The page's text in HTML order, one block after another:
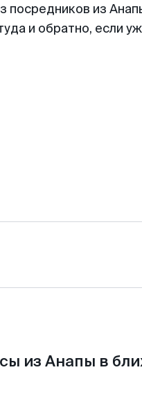
посредников из
и обратно, если
из Анапы в